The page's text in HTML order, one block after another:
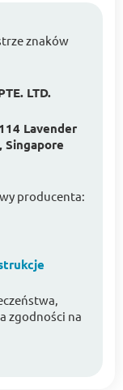
znaków
LTD.
114 Lavender
Singapore
producenta:
zgodności na